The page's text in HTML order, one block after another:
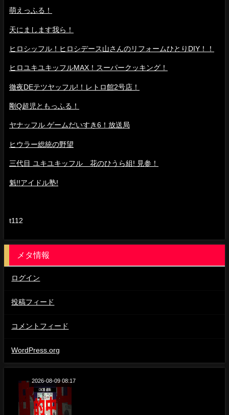
萌えっふる！
天にまします我ら！
ヒロシッフル！ヒロシデース山さんのリフォームひとりDIY！！
ヒロユキユキッフルMAX！スーパークッキング！
徹夜DEテツヤッフル!！レトロ館2号店！
剛Q超児ともっふる！
ヤナッフル ゲームだいすき6！放送局
ヒウラー総統の野望
三代目 ユキユキッフル 花のひうら組! 見参！
魁!!アイドル塾!
t112
メタ情報
ログイン
投稿フィード
コメントフィード
WordPress.org
2026-08-09 08:17